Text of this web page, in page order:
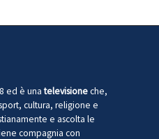
ed è unatelevisioneche,
cultura, religione e
e ascolta le
compagnia con